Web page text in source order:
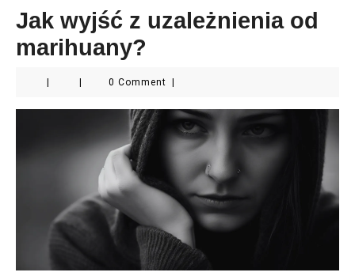
Jak wyjść z uzależnienia od
marihuany?
0 Comment